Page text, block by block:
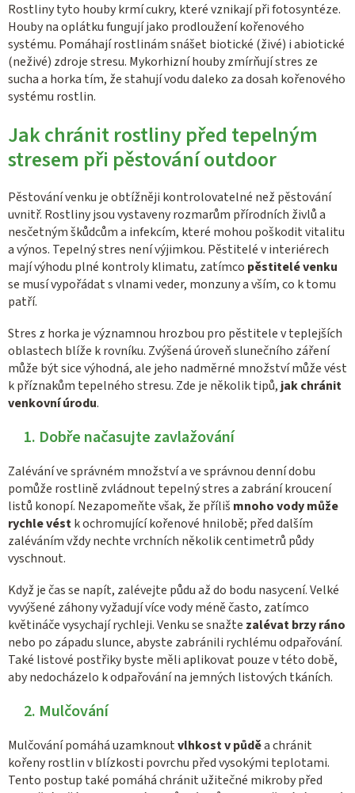
Rostliny tyto houby krmí cukry, které vznikají při fotosyntéze.
Houby na oplátku fungují jako prodloužení kořenového
systému. Pomáhají rostlinám snášet biotické (živé) i abiotické
(neživé) zdroje stresu. Mykorhizní houby zmírňují stres ze
sucha a horka tím, že stahují vodu daleko za dosah kořenového
systému rostlin.
Jak chránit rostliny před tepelným
stresem při pěstování outdoor
Pěstování venku je obtížněji kontrolovatelné než pěstování
uvnitř. Rostliny jsou vystaveny rozmarům přírodních živlů a
nesčetným škůdcům a infekcím, které mohou poškodit vitalitu
a výnos. Tepelný stres není výjimkou. Pěstitelé v interiérech
mají výhodu plné kontroly klimatu, zatímco pěstitelé venku
se musí vypořádat s vlnami veder, monzuny a vším, co k tomu
patří.
Stres z horka je významnou hrozbou pro pěstitele v teplejších
oblastech blíže k rovníku. Zvýšená úroveň slunečního záření
může být sice výhodná, ale jeho nadměrné množství může vést
k příznakům tepelného stresu. Zde je několik tipů, jak chránit
venkovní úrodu.
1. Dobře načasujte zavlažování
Zalévání ve správném množství a ve správnou denní dobu
pomůže rostlině zvládnout tepelný stres a zabrání kroucení
listů konopí. Nezapomeňte však, že příliš mnoho vody může
rychle véstk ochromující kořenové hnilobě; před dalším
zaléváním vždy nechte vrchních několik centimetrů půdy
vyschnout.
Když je čas se napít, zalévejte půdu až do bodu nasycení. Velké
vyvýšené záhony vyžadují více vody méně často, zatímco
květináče vysychají rychleji. Venku se snažte zalévat brzy ráno
nebo po západu slunce, abyste zabránili rychlému odpařování.
Také listové postřiky byste měli aplikovat pouze v této době,
aby nedocházelo k odpařování na jemných listových tkáních.
2. Mulčování
Mulčování pomáhá uzamknoutvlhkost v půděa chránit
kořeny rostlin v blízkosti povrchu před vysokými teplotami.
Tento postup také pomáhá chránit užitečné mikroby před